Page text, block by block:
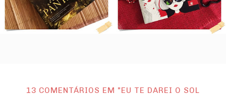
13 COMENTÁRIOS EM "EU TE DAREI O SOL